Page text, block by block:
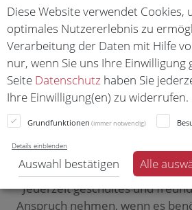
030 / 306 978 40
Not am Mann? Lassen
Jederzeit geschultes und
Anspruch nehmen, wenn es
Diese Website verwendet Cookies,
optimales Nutzererlebnis zu
Verarbeitung der Daten mit Hilfe
nur, wenn Sie uns Ihre Einwilligung
Seite Datenschutz haben Sie
Ihre Einwilligung(en) zu widerrufen.
Grundfunktionen (immer notwendig)
Auswahl bestätigen Alle